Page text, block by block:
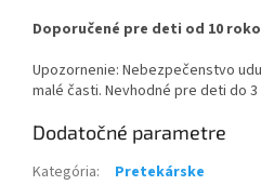
Doporučené pre deti od 10
Upozornenie: Nebezpečenstvo
malé časti. Nevhodné pre deti do 3
Dodatočné parametre
Kategória:
Pretekárske